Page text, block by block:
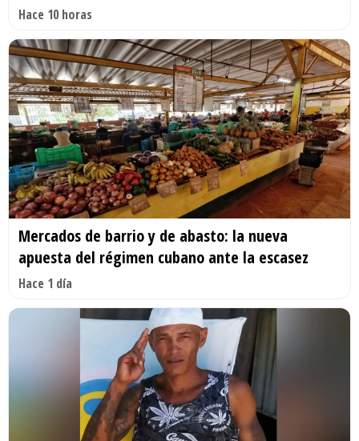
Hace 10 horas
Mercados de barrio y de abasto: la nueva
apuesta del régimen cubano ante la escasez
Hace 1 día